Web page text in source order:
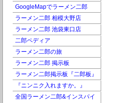
GoogleMapでラーメン二郎
ラーメン二郎 相模大野店
ラーメン二郎 池袋東口店
二郎ペディア
ラーメン二郎の旅
ラーメン二郎 掲示板
ラーメン二郎掲示板『二郎板』
『ニンニク入れますか。』
全国ラーメン二郎&インスパイ